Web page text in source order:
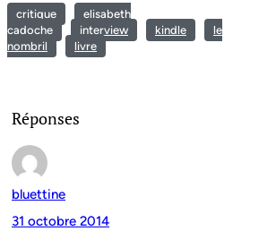
critique
elisabeth
cadoche
interview kindle
le
nombril
livre
Réponses
bluettine
31 octobre 2014